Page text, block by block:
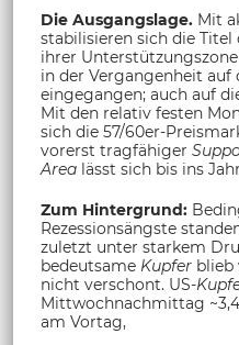
Die Ausgangslage. Mit
stabilisieren sich die Titel
ihrer
in der Vergangenheit auf
eingegangen; auch auf
Mit den relativ festen
sich die 57/60er-
vorerst tragfähiger
Area lässt sich bis ins
Zum Hintergrund:
Rezessionsängste
zuletzt unter starkem
bedeutsame Kupfer blieb
nicht verschont. US-
Mittwochnachmittag
am Vortag,